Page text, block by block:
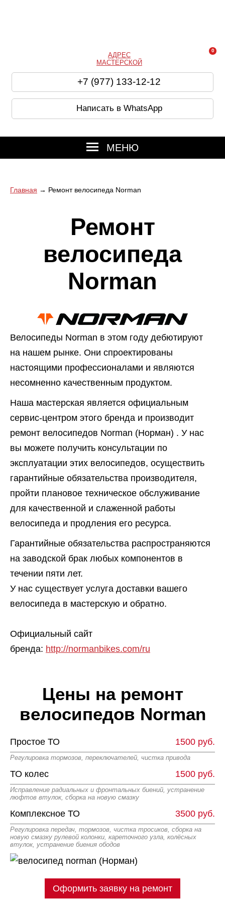
АДРЕС
МАСТЕРСКОЙ
0
+7 (977) 133-12-12
Написать в WhatsApp
МЕНЮ
Главная → Ремонт велосипеда Norman
Ремонт
велосипеда
Norman
Велосипеды Norman в этом году дебютируют
на нашем рынке. Они спроектированы
настоящими профессионалами и являются
несомненно качественным продуктом.
Наша мастерская является официальным
сервис-центром этого бренда и производит
ремонт велосипедов Norman (Норман) . У нас
вы можете получить консультации по
эксплуатации этих велосипедов, осуществить
гарантийные обязательства производителя,
пройти плановое техническое обслуживание
для качественной и слаженной работы
велосипеда и продления его ресурса.
Гарантийные обязательства распространяются
на заводской брак любых компонентов в
течении пяти лет.
У нас существует услуга доставки вашего
велосипеда в мастерскую и обратно.
Официальный сайт
бренда: http://normanbikes.com/ru
Цены на ремонт
велосипедов Norman
Простое ТО 1500 руб.
Регулировка тормозов, переключателей, чистка привода
ТО колес 1500 руб.
Исправление радиальных и фронтальных биений, устранение
люфтов втулок, сборка на новую смазку
Комплексное ТО 3500 руб.
Регулировка передач, тормозов, чистка тросиков, сборка на
новую смазку рулевой колонки, кареточного узла, колёсных
втулок, устранение биения ободов
Оформить заявку на ремонт